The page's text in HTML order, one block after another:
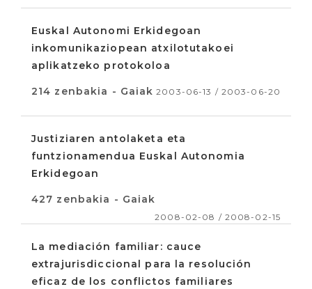
Euskal Autonomi Erkidegoan
inkomunikaziopean atxilotutakoei
aplikatzeko protokoloa
214 zenbakia - Gaiak 2003-06-13 / 2003-06-20
Justiziaren antolaketa eta
funtzionamendua Euskal Autonomia
Erkidegoan
427 zenbakia - Gaiak
2008-02-08 / 2008-02-15
La mediación familiar: cauce
extrajurisdiccional para la resolución
eficaz de los conflictos familiares